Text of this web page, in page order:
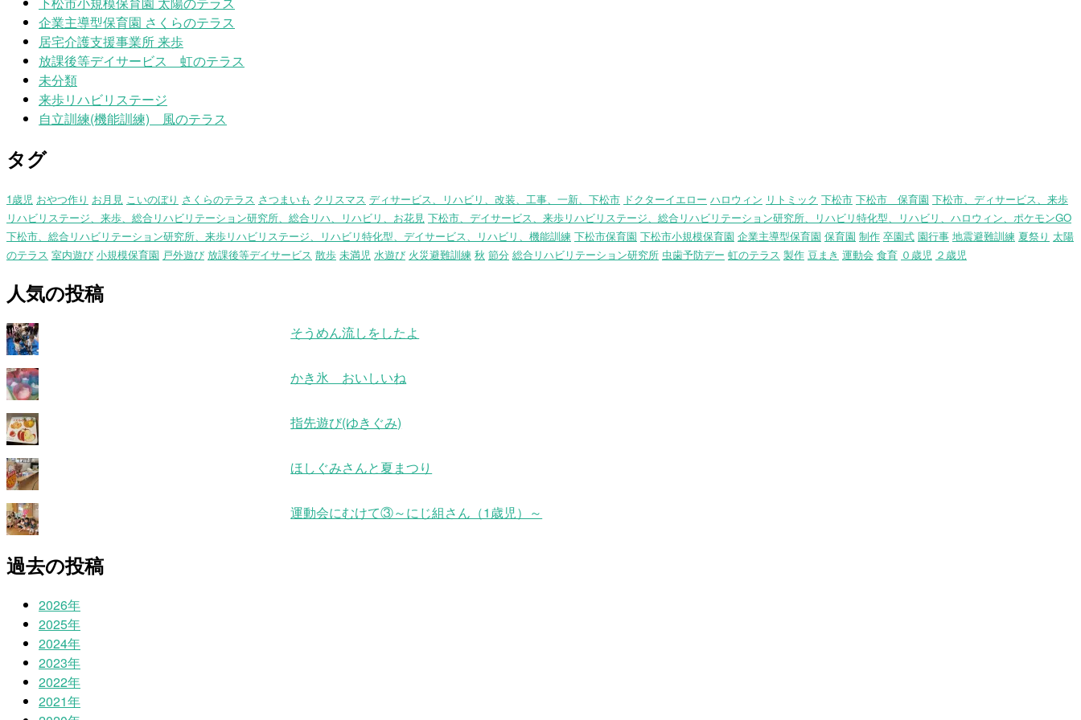
企業主導型保育園 さくらのテラス
居宅介護支援事業所 来歩
放課後等デイサービス 虹のテラス
未分類
来歩リハビリステージ
自立訓練(機能訓練) 風のテラス
タグ
1歳児 おやつ作り お月見 こいのぼり さくらのテラス さつまいも クリスマス ディサービス、リハビリ、改装、工事、一新、下松市 ドクターイエロー ハロウィン リトミック 下松市 下松市 保育園 下松市、ディサービス、来歩
リハビリステージ、来歩、総合リハビリテーション研究所、総合リハ、リハビリ、お花見 下松市、デイサービス、来歩リハビリステージ、総合リハビリテーション研究所、リハビリ特化型、リハビリ、ハロウィン、ポケモンGO
下松市、総合リハビリテーション研究所、来歩リハビリステージ、リハビリ特化型、デイサービス、リハビリ、機能訓練 下松市保育園 下松市小規模保育園 企業主導型保育園 保育園 制作 卒園式 園行事 地震避難訓練 夏祭り 太陽
のテラス 室内遊び 小規模保育園 戸外遊び 放課後等デイサービス 散歩 未満児 水遊び 火災避難訓練 秋 節分 総合リハビリテーション研究所 虫歯予防デー 虹のテラス 製作 豆まき 運動会 食育 ０歳児 ２歳児
人気の投稿
そうめん流しをしたよ
かき氷 おいしいね
指先遊び(ゆきぐみ)
ほしぐみさんと夏まつり
運動会にむけて③～にじ組さん（1歳児）～
過去の投稿
2026年
2025年
2024年
2023年
2022年
2021年